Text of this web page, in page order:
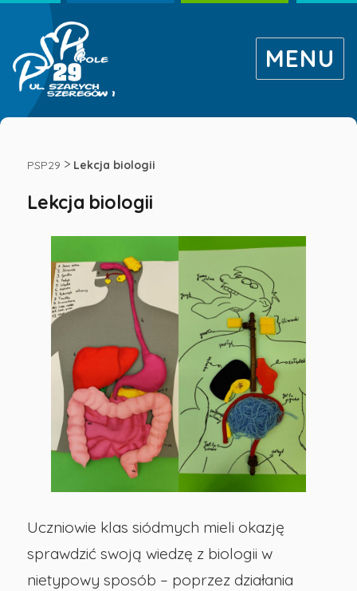
Lekcja
biologii
Publiczna
Szkoła
Podstawowa
Opolu
MENU
PSP29 > Lekcja biologii
Lekcja biologii
Uczniowie klas siódmych mieli okazję
sprawdzić swoją wiedzę z biologii w
nietypowy sposób – poprzez działania